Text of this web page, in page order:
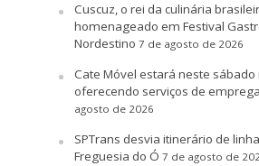
Cuscuz, o rei da culinária
homenageado em Festival
Nordestino 7 de agosto de 2026
Cate Móvel estará neste
oferecendo serviços de
agosto de 2026
SPTrans desvia itinerário de
Freguesia do Ó 7 de agosto de